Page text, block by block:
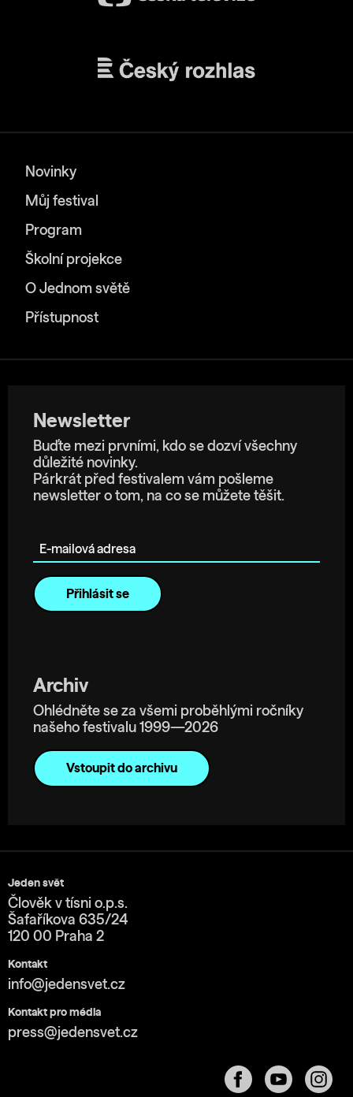
Novinky
Můj festival
Program
Školní projekce
O Jednom světě
Přístupnost
Newsletter
Buďte mezi prvními, kdo se dozví všechny
důležité novinky.
Párkrát před festivalem vám pošleme
newsletter o tom, na co se můžete těšit.
Archiv
Ohlédněte se za všemi proběhlými ročníky
našeho festivalu 1999—2026
Vstoupit do archivu
Jeden svět
Člověk v tísni o.p.s.
Šafaříkova 635/24
120 00 Praha 2
Kontakt
info@jedensvet.cz
Kontakt pro média
press@jedensvet.cz